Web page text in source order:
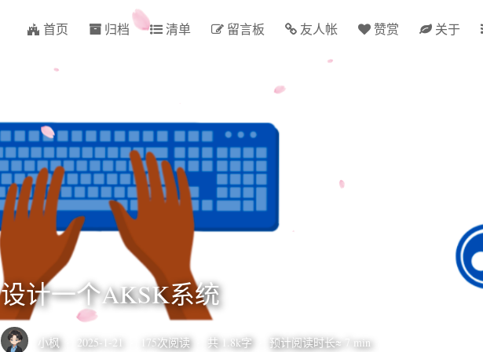
首页 归档 清单 留言板 友人帐 赞赏 关于
设计一个AKSK系统
小枫 2025-1-21 175次阅读 共1.8k字 预计阅读时长≈7 min